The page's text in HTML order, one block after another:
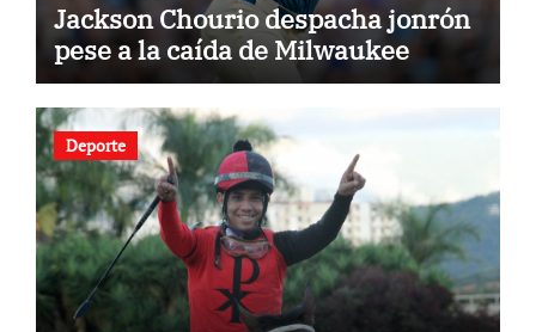
Jackson Chourio despacha jonrón
pese a la caída de Milwaukee
Deporte